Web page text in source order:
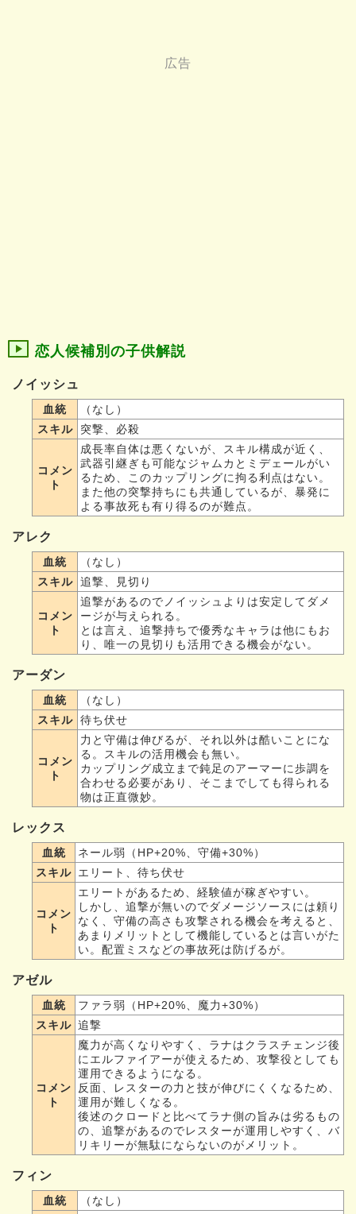
恋人候補別の子供解説
ノイッシュ
血統
（なし）
スキル
突撃、必殺
コメン
ト
成長率自体は悪くないが、スキル構成が近く、
武器引継ぎも可能なジャムカとミデェールがい
るため、このカップリングに拘る利点はない。
また他の突撃持ちにも共通しているが、暴発に
よる事故死も有り得るのが難点。
アレク
血統
（なし）
スキル 追撃、見切り
コメン
ト
追撃があるのでノイッシュよりは安定してダメ
ージが与えられる。
とは言え、追撃持ちで優秀なキャラは他にもお
り、唯一の見切りも活用できる機会がない。
アーダン
血統
（なし）
スキル 待ち伏せ
コメン
ト
力と守備は伸びるが、それ以外は酷いことにな
る。スキルの活用機会も無い。
カップリング成立まで鈍足のアーマーに歩調を
合わせる必要があり、そこまでしても得られる
物は正直微妙。
レックス
血統
ネール弱（HP+20%、守備+30%）
スキル エリート、待ち伏せ
コメン
ト
エリートがあるため、経験値が稼ぎやすい。
しかし、追撃が無いのでダメージソースには頼り
なく、守備の高さも攻撃される機会を考えると、
あまりメリットとして機能しているとは言いがた
い。配置ミスなどの事故死は防げるが。
アゼル
血統
ファラ弱（HP+20%、魔力+30%）
スキル 追撃
コメン
ト
魔力が高くなりやすく、ラナはクラスチェンジ後
にエルファイアーが使えるため、攻撃役としても
運用できるようになる。
反面、レスターの力と技が伸びにくくなるため、
運用が難しくなる。
後述のクロードと比べてラナ側の旨みは劣るもの
の、追撃があるのでレスターが運用しやすく、バ
リキリーが無駄にならないのがメリット。
フィン
血統
（なし）